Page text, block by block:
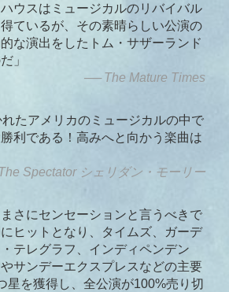
ハウスはミュージカルのリバイバル
得ているが、その素晴らしい公演の
な演出をしたトム・サザーランド
」
The Mature Times
れたアメリカのミュージカルの中で
利である！高みへと向かう楽曲は
Spectator シェリダン・モーリー
まさにセンセーションと言うべきで
ヒットとなり、タイムズ、ガーデ
テレグラフ、インディペンデン
サンデーエクスプレスなどの主要
星を獲得し、全公演が100%売り切